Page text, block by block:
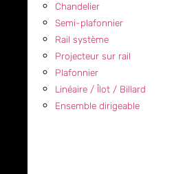
Chandelier
Semi-plafonnier
Rail système
Projecteur sur rail
Plafonnier
Linéaire / Îlot / Billard
Ensemble dirigeable